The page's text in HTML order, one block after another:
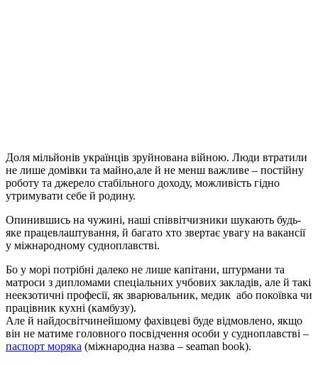
Доля мільйонів українців зруйнована війною. Люди втратили
не лише домівки та майно,але й не менш важливе – постійну
роботу та джерело стабільного доходу, можливість гідно
утримувати себе й родину.
Опинившись на чужині, наші співвітчизники шукають будь-
яке працевлаштування, й багато хто звертає увагу на вакансії
у міжнародному судноплавстві.
Бо у морі потрібні далеко не лише капітани, штурмани та
матроси з дипломами спеціальних учбових закладів, але й такі
неекзотичні професії, як зварювальник, медик або покоївка чи
працівник кухні (камбузу).
Але й найдосвітчинейшому фахівцеві буде відмовлено, якщо
він не матиме головного посвідчення особи у судноплавстві –
паспорт моряка (міжнародна назва – seaman book).